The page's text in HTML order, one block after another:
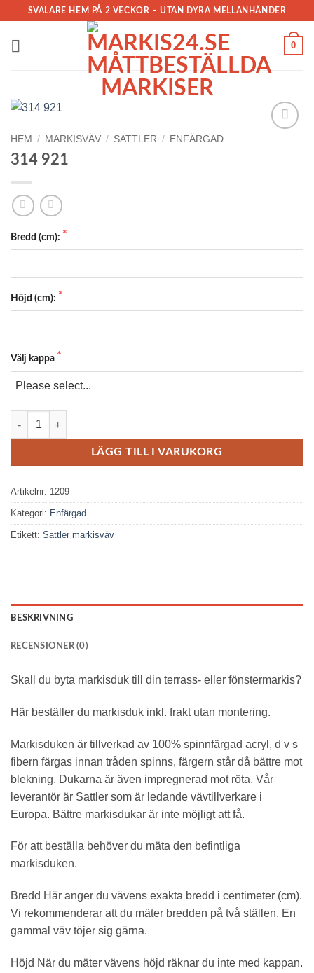
content
SVALARE HEM PÅ 2 VECKOR – UTAN DYRA MELLANHÄNDER
0
HEM / MARKISVÄV / SATTLER / ENFÄRGAD
314 921
Bredd (cm):
Höjd (cm):
Välj kappa
314 921 mängd
LÄGG TILL I VARUKORG
Artikelnr: 1209
Kategori: Enfärgad
Etikett: Sattler markisväv
BESKRIVNING
RECENSIONER (0)
Skall du byta markisduk till din terrass- eller fönstermarkis?
Här beställer du markisduk inkl. frakt utan montering.
Markisduken är tillverkad av 100% spinnfärgad acryl, d v s
fibern färgas innan tråden spinns, färgern står då bättre mot
blekning. Dukarna är även impregnerad mot röta. Vår
leverantör är Sattler som är ledande vävtillverkare i
Europa. Bättre markisdukar är inte möjligt att få.
För att beställa behöver du mäta den befintliga
markisduken.
Bredd Här anger du vävens exakta bredd i centimeter (cm).
Vi rekommenderar att du mäter bredden på två ställen. En
gammal väv töjer sig gärna.
Höjd När du mäter vävens höjd räknar du inte med kappan.
Nödvändiga
Dessa kakor
går inte att
fungera.
kunna
hemsidans
funktionalitet
uppbyggnad,
baserat på
hur
hemsidan
används.
Upplevelse
För att vår
hemsida ska
bra som
under ditt
besök. Om
kommer viss